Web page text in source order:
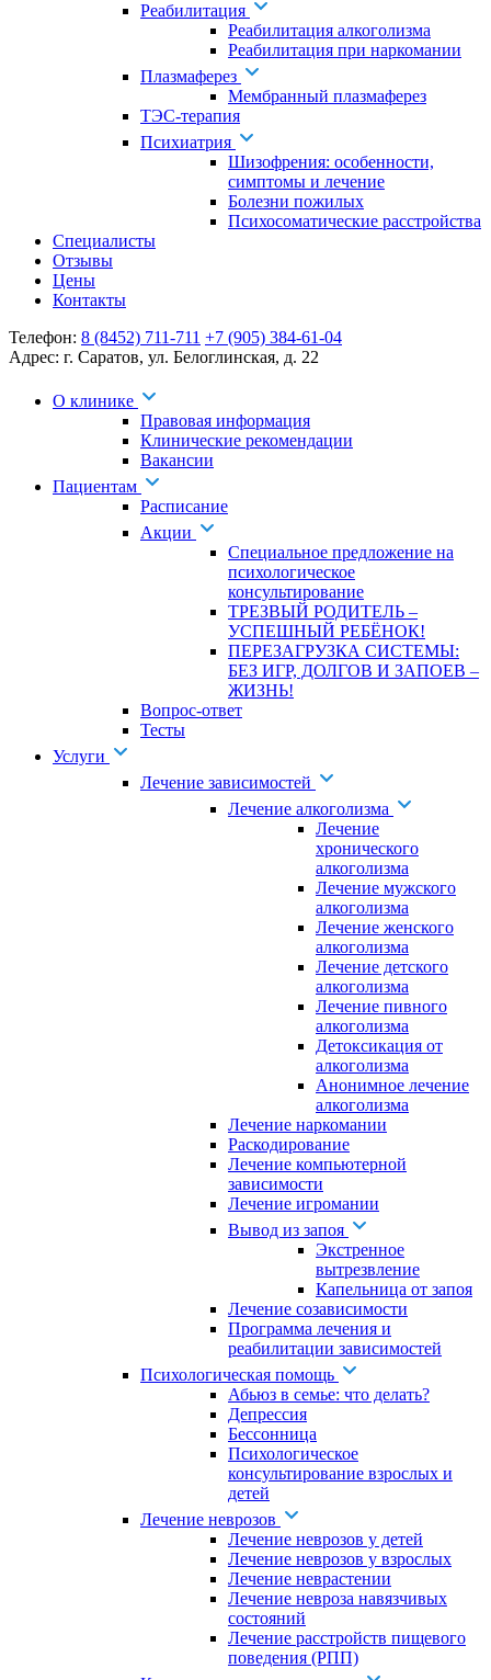
Реабилитация
Реабилитация алкоголизма
Реабилитация при наркомании
Плазмаферез
Мембранный плазмаферез
ТЭС-терапия
Психиатрия
Шизофрения: особенности,
симптомы и лечение
Болезни пожилых
Психосоматические расстройства
Специалисты
Отзывы
Цены
Контакты
Телефон: 8 (8452) 711-711 +7 (905) 384-61-04
Адрес: г. Саратов, ул. Белоглинская, д. 22
О клинике
Правовая информация
Клинические рекомендации
Вакансии
Пациентам
Расписание
Акции
Специальное предложение на
психологическое
консультирование
ТРЕЗВЫЙ РОДИТЕЛЬ –
УСПЕШНЫЙ РЕБЁНОК!
ПЕРЕЗАГРУЗКА СИСТЕМЫ:
БЕЗ ИГР, ДОЛГОВ И ЗАПОЕВ –
ЖИЗНЬ!
Вопрос-ответ
Тесты
Услуги
Лечение зависимостей
Лечение алкоголизма
Лечение
хронического
алкоголизма
Лечение мужского
алкоголизма
Лечение женского
алкоголизма
Лечение детского
алкоголизма
Лечение пивного
алкоголизма
Детоксикация от
алкоголизма
Анонимное лечение
алкоголизма
Лечение наркомании
Раскодирование
Лечение компьютерной
зависимости
Лечение игромании
Вывод из запоя
Экстренное
вытрезвление
Капельница от запоя
Лечение созависимости
Программа лечения и
реабилитации зависимостей
Психологическая помощь
Абьюз в семье: что делать?
Депрессия
Бессонница
Психологическое
консультирование взрослых и
детей
Лечение неврозов
Лечение неврозов у детей
Лечение неврозов у взрослых
Лечение неврастении
Лечение невроза навязчивых
состояний
Лечение расстройств пищевого
поведения (РПП)